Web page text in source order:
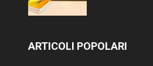
ARTICOLI POPOLARI